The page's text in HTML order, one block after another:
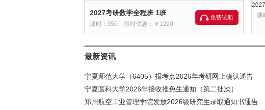
2027考研数学全程班 1班
课时：350 限时优惠：￥1290
免费试听
课
最新资讯
宁夏师范大学（6405）报考点2026年考研网上确认通告
宁夏医科大学2026年接收推免生通知（第二批次）
郑州航空工业管理学院发放2026级研究生录取通知书通告